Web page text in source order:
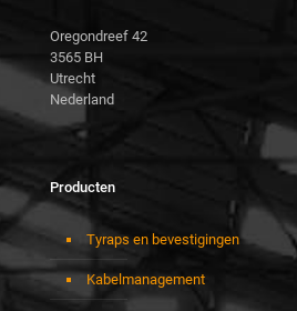
Oregondreef 42
3565 BH
Utrecht
Nederland
Producten
Tyraps en bevestigingen
Kabelmanagement